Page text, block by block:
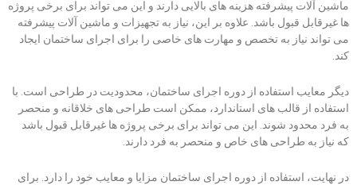
ماشین آلات پیشرفته هزینه های بالایی دارند و این می تواند برای برخی پروژه
ها غیرقابل قبول باشد. علاوه بر این، نیاز به تجهیزات و ماشین آلات پیشرفته
می تواند نیاز به تخصص و مهارت های خاصی را برای اجرای ساختمان ایجاد
کند.
دیگر معایب استفاده از دوره اجرای ساختمان، محدودیت در طراحی است. با
استفاده از قالب های استاندارد، ممکن است طراحی های خلاقانه و منحصر
به فرد محدود شوند. این می تواند برای برخی پروژه ها غیرقابل قبول باشد
که نیاز به طراحی های خاص و منحصر به فرد دارند.
در نهایت، استفاده از دوره اجرای ساختمان مزایا و معایب خود را دارد. برای